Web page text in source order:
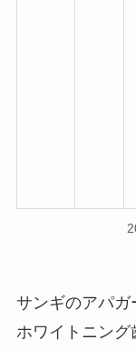
サンギのアパガ
ホワイトニン